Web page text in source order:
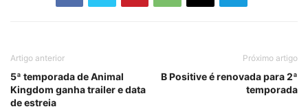
Artigo anterior
5ª temporada de Animal
Kingdom ganha trailer e data
de estreia
Próximo artigo
B Positive é renovada para 2ª
temporada